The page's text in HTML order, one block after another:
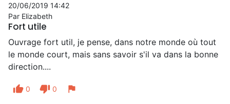
20/06/2019 14:42
Par Elizabeth
Fort utile
Ouvrage fort util, je pense, dans notre monde où tout
le monde court, mais sans savoir s'il va dans la bonne
direction....
thumb_up 0 thumb_down 0 flag